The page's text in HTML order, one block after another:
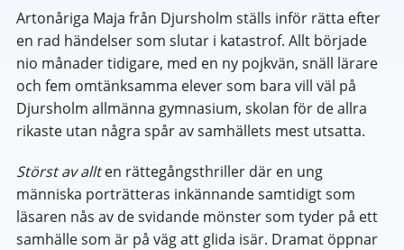
Artonåriga Maja från Djursholm ställs inför rätta efter
en rad händelser som slutar i katastrof. Allt började
nio månader tidigare, med en ny pojkvän, snäll lärare
och fem omtänksamma elever som bara vill väl på
Djursholm allmänna gymnasium, skolan för de allra
rikaste utan några spår av samhällets mest utsatta.
Störst av allten rättegångsthriller där en ung
människa porträtteras inkännande samtidigt som
läsaren nås av de svidande mönster som tyder på ett
samhälle som är på väg att glida isär. Dramat öppnar